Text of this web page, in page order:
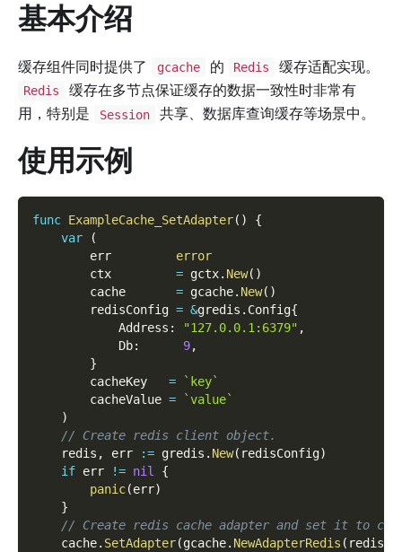
基本介绍
缓存组件同时提供了 gcache 的 Redis 缓存适配实现。
Redis
缓存在多节点保证缓存的数据一致性时非常有
用，特别是
Session 共享、数据库查询缓存等场景中。
使用示例
func ExampleCache_SetAdapter( )
{
var
(
        err
error
        ctx
= gctx. New( )
        cache
= gcache. New( )
        redisConfig
= &gredis . Config{
            Address
: "127.0.0.1:6379" ,
            Db
: 9,
}
        cacheKey
=
`key`
        cacheValue
=
`value`
)
// Create redis client object.
    redis
, err := gredis . New( redisConfig)
if err != nil
{
panic(err)
}
// Create redis cache adapter and set it to
    cache
. SetAdapter(gcache. NewAdapterRedis ( redis